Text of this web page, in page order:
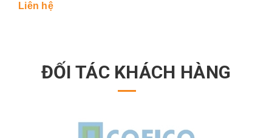
Liên hệ
ĐỐI TÁC KHÁCH HÀNG